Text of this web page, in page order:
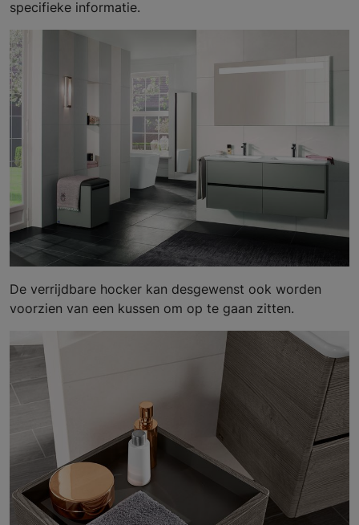
specifieke informatie.
De verrijdbare hocker kan desgewenst ook worden
voorzien van een kussen om op te gaan zitten.